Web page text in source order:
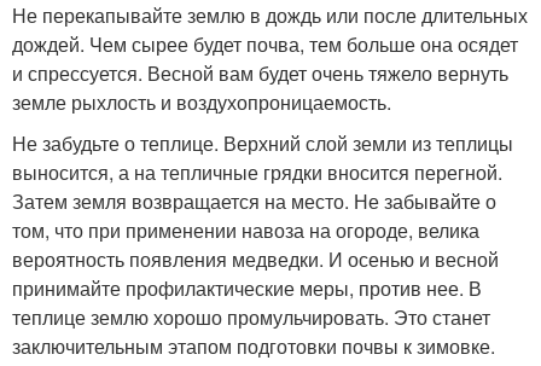
Не перекапывайте землю в дождь или после длительных
дождей. Чем сырее будет почва, тем больше она осядет
и спрессуется. Весной вам будет очень тяжело вернуть
земле рыхлость и воздухопроницаемость.
Не забудьте о теплице. Верхний слой земли из теплицы
выносится, а на тепличные грядки вносится перегной.
Затем земля возвращается на место. Не забывайте о
том, что при применении навоза на огороде, велика
вероятность появления медведки. И осенью и весной
принимайте профилактические меры, против нее. В
теплице землю хорошо промульчировать. Это станет
заключительным этапом подготовки почвы к зимовке.